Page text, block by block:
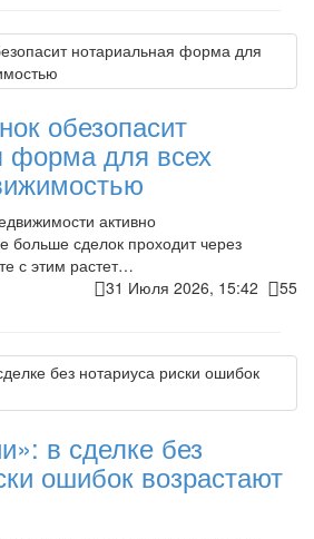
обезопасит
форма для всех
активно
больше сделок проходит через
с этим растет…
31 Июля 2026, 15:42
55
в сделке без
ошибок возрастают